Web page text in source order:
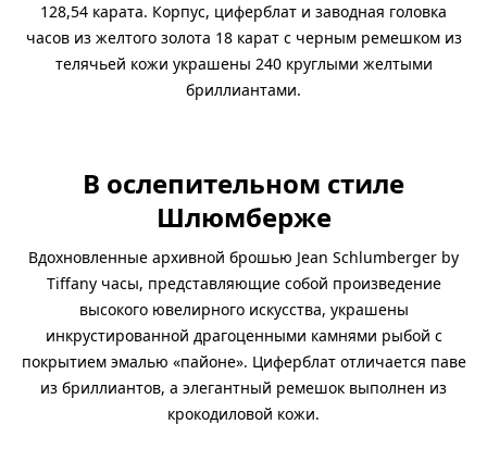
128,54 карата. Корпус, циферблат и заводная головка
часов из желтого золота 18 карат с черным ремешком из
телячьей кожи украшены 240 круглыми желтыми
бриллиантами.
В ослепительном стиле
Шлюмберже
Вдохновленные архивной брошью Jean Schlumberger by
Tiffany часы, представляющие собой произведение
высокого ювелирного искусства, украшены
инкрустированной драгоценными камнями рыбой с
покрытием эмалью «пайоне». Циферблат отличается паве
из бриллиантов, а элегантный ремешок выполнен из
крокодиловой кожи.